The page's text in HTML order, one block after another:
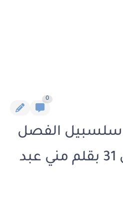
0
سلسبيل الفصل
الواحد والثلاثون 31 بقلم مني عبد